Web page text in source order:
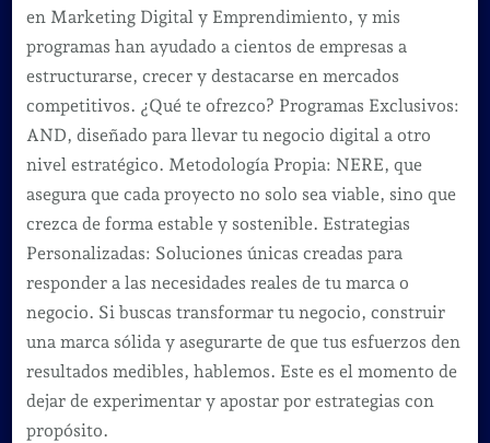
en Marketing Digital y Emprendimiento, y mis
programas han ayudado a cientos de empresas a
estructurarse, crecer y destacarse en mercados
competitivos. ¿Qué te ofrezco? Programas Exclusivos:
AND, diseñado para llevar tu negocio digital a otro
nivel estratégico. Metodología Propia: NERE, que
asegura que cada proyecto no solo sea viable, sino que
crezca de forma estable y sostenible. Estrategias
Personalizadas: Soluciones únicas creadas para
responder a las necesidades reales de tu marca o
negocio. Si buscas transformar tu negocio, construir
una marca sólida y asegurarte de que tus esfuerzos den
resultados medibles, hablemos. Este es el momento de
dejar de experimentar y apostar por estrategias con
propósito.